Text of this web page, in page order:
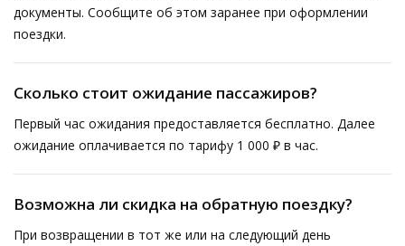
документы. Сообщите об этом заранее при оформлении
поездки.
Сколько стоит ожидание пассажиров?
Первый час ожидания предоставляется бесплатно. Далее
ожидание оплачивается по тарифу 1 000 ₽ в час.
Возможна ли скидка на обратную поездку?
При возвращении в тот же или на следующий день